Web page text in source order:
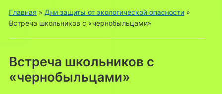
Главная » Дни защиты от экологической опасности»
Встреча школьников с «чернобыльцами»
Встреча школьников с
«чернобыльцами»